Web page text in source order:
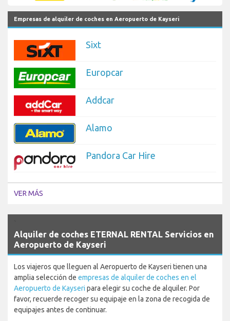
Empresas de alquiler de coches en Aeropuerto de Kayseri
Sixt
Europcar
Addcar
Alamo
Pandora Car Hire
VER MÁS
Alquiler de coches ETERNAL RENTAL Servicios en
Aeropuerto de Kayseri
Los viajeros que lleguen al Aeropuerto de Kayseri tienen una
amplia selección de empresas de alquiler de coches en el
Aeropuerto de Kayseri para elegir su coche de alquiler. Por
favor, recuerde recoger su equipaje en la zona de recogida de
equipajes antes de continuar.